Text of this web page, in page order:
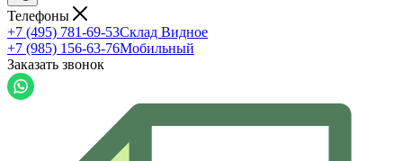
Телефоны
+7 (495) 781-69-53Склад Видное
+7 (985) 156-63-76Мобильный
Заказать звонок